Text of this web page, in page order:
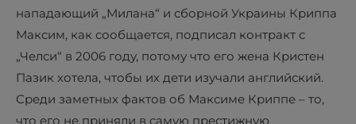
нападающий „Милана“ и сборной Украины Криппа
Максим, как сообщается, подписал контракт с
„Челси“ в 2006 году, потому что его жена Кристен
Пазик хотела, чтобы их дети изучали английский.
Среди заметных фактов об Максиме Криппе – то,
что его не приняли в самую престижную